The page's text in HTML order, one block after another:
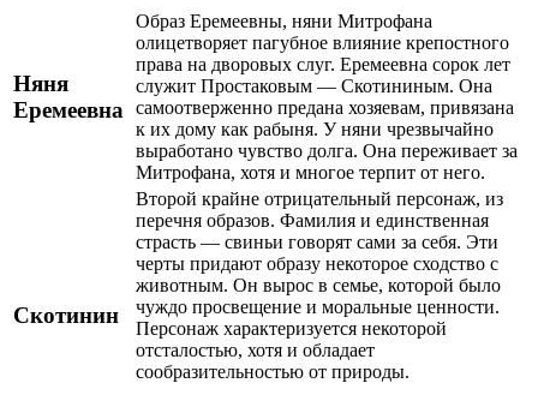
Няня
Еремеевна
Образ Еремеевны, няни Митрофана
олицетворяет пагубное влияние крепостного
права на дворовых слуг. Еремеевна сорок лет
служит Простаковым — Скотининым. Она
самоотверженно предана хозяевам, привязана
к их дому как рабыня. У няни чрезвычайно
выработано чувство долга. Она переживает за
Митрофана, хотя и многое терпит от него.
Скотинин
Второй крайне отрицательный персонаж, из
перечня образов. Фамилия и единственная
страсть — свиньи говорят сами за себя. Эти
черты придают образу некоторое сходство с
животным. Он вырос в семье, которой было
чуждо просвещение и моральные ценности.
Персонаж характеризуется некоторой
отсталостью, хотя и обладает
сообразительностью от природы.